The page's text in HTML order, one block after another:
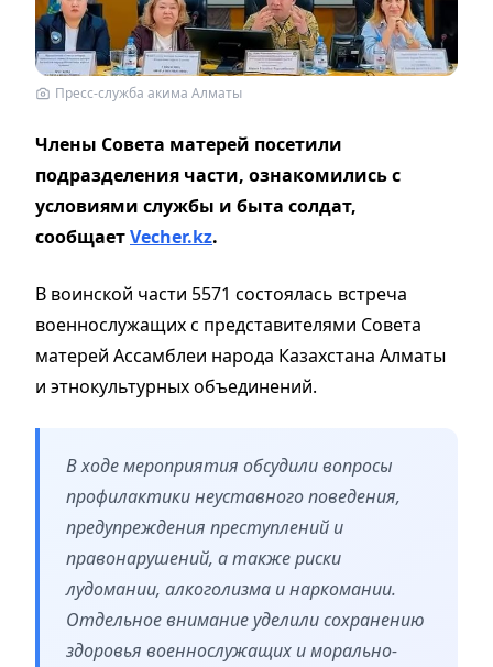
Пресс-служба акима Алматы
Члены Совета матерей посетили
подразделения части, ознакомились с
условиями службы и быта солдат,
сообщаетVecher.kz.
В воинской части 5571 состоялась встреча
военнослужащих с представителями Совета
матерей Ассамблеи народа Казахстана Алматы
и этнокультурных объединений.
В ходе мероприятия обсудили вопросы
профилактики неуставного поведения,
предупреждения преступлений и
правонарушений, а также риски
лудомании, алкоголизма и наркомании.
Отдельное внимание уделили сохранению
здоровья военнослужащих и морально-